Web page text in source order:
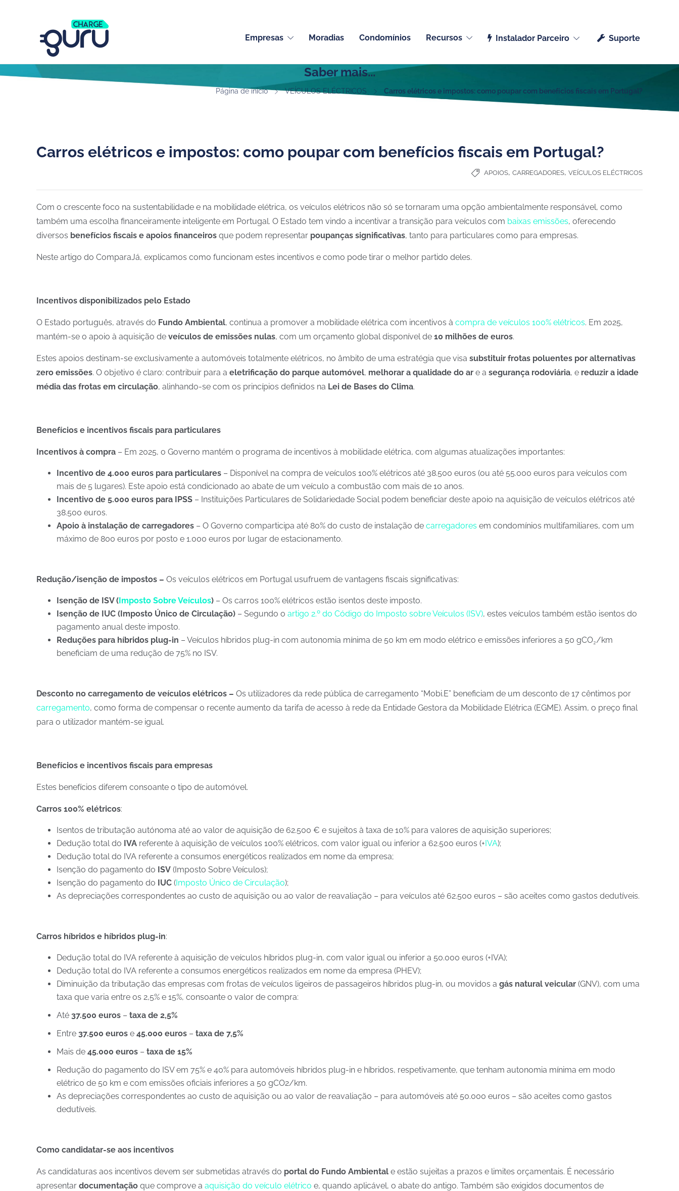
Empresas Moradias Condomínios Recursos Instalador Parceiro Suporte
Saber mais...
Página de inicio VEÍCULOS ELÉCTRICOS Carros elétricos e impostos: como poupar com benefícios fiscais em Portugal?
Carros elétricos e impostos: como poupar com benefícios fiscais em Portugal?
APOIOS, CARREGADORES, VEÍCULOS ELÉCTRICOS
Com o crescente foco na sustentabilidade e na mobilidade elétrica, os veículos elétricos não só se tornaram uma opção ambientalmente responsável, como
também uma escolha financeiramente inteligente em Portugal. O Estado tem vindo a incentivar a transição para veículos com baixas emissões, oferecendo
diversos benefícios fiscais e apoios financeiros que podem representar poupanças significativas, tanto para particulares como para empresas.
Neste artigo do ComparaJá, explicamos como funcionam estes incentivos e como pode tirar o melhor partido deles.
Incentivos disponibilizados pelo Estado
O Estado português, através do Fundo Ambiental, continua a promover a mobilidade elétrica com incentivos à compra de veículos 100% elétricos. Em 2025,
mantém-se o apoio à aquisição de veículos de emissões nulas, com um orçamento global disponível de 10 milhões de euros.
Estes apoios destinam-se exclusivamente a automóveis totalmente elétricos, no âmbito de uma estratégia que visa substituir frotas poluentes por alternativas
zero emissões. O objetivo é claro: contribuir para a eletrificação do parque automóvel, melhorar a qualidade do ar e a segurança rodoviária, e reduzir a idade
média das frotas em circulação, alinhando-se com os princípios definidos na Lei de Bases do Clima.
Benefícios e incentivos fiscais para particulares
Incentivos à compra – Em 2025, o Governo mantém o programa de incentivos à mobilidade elétrica, com algumas atualizações importantes:
Incentivo de 4.000 euros para particulares – Disponível na compra de veículos 100% elétricos até 38.500 euros (ou até 55.000 euros para veículos com
mais de 5 lugares). Este apoio está condicionado ao abate de um veículo a combustão com mais de 10 anos.
Incentivo de 5.000 euros para IPSS – Instituições Particulares de Solidariedade Social podem beneficiar deste apoio na aquisição de veículos elétricos até
38.500 euros. ​
Apoio à instalação de carregadores – O Governo comparticipa até 80% do custo de instalação de carregadores em condomínios multifamiliares, com um
máximo de 800 euros por posto e 1.000 euros por lugar de estacionamento.
Redução/isenção de impostos – Os veículos elétricos em Portugal usufruem de vantagens fiscais significativas:​
Isenção de ISV (Imposto Sobre Veículos) – Os carros 100% elétricos estão isentos deste imposto.
Isenção de IUC (Imposto Único de Circulação) – Segundo o artigo 2.º do Código do Imposto sobre Veículos (ISV), estes veículos também estão isentos do
pagamento anual deste imposto. ​
Reduções para híbridos plug-in – Veículos híbridos plug-in com autonomia mínima de 50 km em modo elétrico e emissões inferiores a 50 gCO₂/km
beneficiam de uma redução de 75% no ISV.
Desconto no carregamento de veículos elétricos – Os utilizadores da rede pública de carregamento “Mobi.E” beneficiam de um desconto de 17 cêntimos por
carregamento, como forma de compensar o recente aumento da tarifa de acesso à rede da Entidade Gestora da Mobilidade Elétrica (EGME). Assim, o preço final
para o utilizador mantém-se igual.
Benefícios e incentivos fiscais para empresas
Estes benefícios diferem consoante o tipo de automóvel.
Carros 100% elétricos:
Isentos de tributação autónoma até ao valor de aquisição de 62.500 € e sujeitos à taxa de 10% para valores de aquisição superiores;
Dedução total do IVA referente à aquisição de veículos 100% elétricos, com valor igual ou inferior a 62.500 euros (+IVA);
Dedução total do IVA referente a consumos energéticos realizados em nome da empresa;
Isenção do pagamento do ISV (Imposto Sobre Veículos);
Isenção do pagamento do IUC (Imposto Único de Circulação);
As depreciações correspondentes ao custo de aquisição ou ao valor de reavaliação – para veículos até 62.500 euros – são aceites como gastos dedutíveis.
Carros híbridos e híbridos plug-in:
Dedução total do IVA referente à aquisição de veículos híbridos plug-in, com valor igual ou inferior a 50.000 euros (+IVA);
Dedução total do IVA referente a consumos energéticos realizados em nome da empresa (PHEV);
Diminuição da tributação das empresas com frotas de veículos ligeiros de passageiros híbridos plug-in, ou movidos a gás natural veicular (GNV), com uma
taxa que varia entre os 2,5% e 15%, consoante o valor de compra:
Até 37.500 euros – taxa de 2,5%
Entre 37.500 euros e 45.000 euros – taxa de 7,5%
Mais de 45.000 euros – taxa de 15%
Redução do pagamento do ISV em 75% e 40% para automóveis híbridos plug-in e híbridos, respetivamente, que tenham autonomia mínima em modo
elétrico de 50 km e com emissões oficiais inferiores a 50 gCO2/km.
As depreciações correspondentes ao custo de aquisição ou ao valor de reavaliação – para automóveis até 50.000 euros – são aceites como gastos
dedutíveis.
Como candidatar-se aos incentivos
As candidaturas aos incentivos devem ser submetidas através do portal do Fundo Ambiental e estão sujeitas a prazos e limites orçamentais. É necessário
apresentar documentação que comprove a aquisição do veículo elétrico e, quando aplicável, o abate do antigo. Também são exigidos documentos de